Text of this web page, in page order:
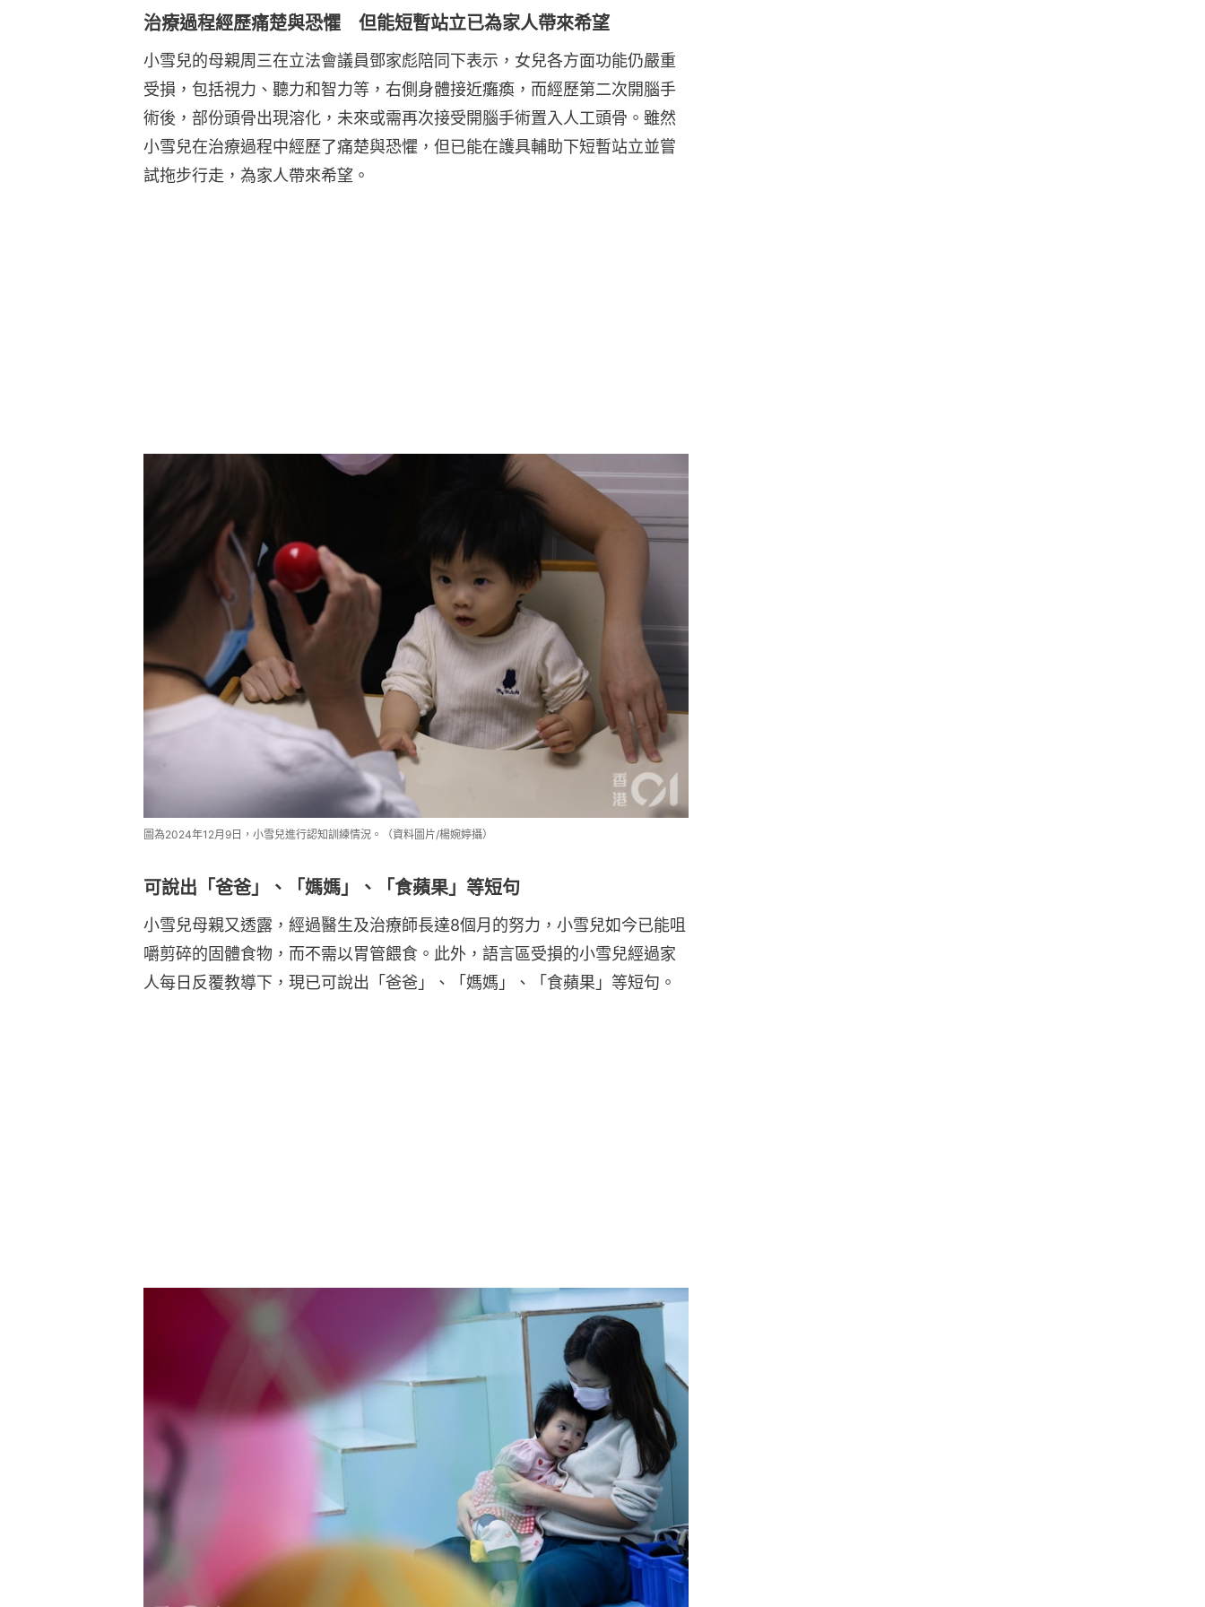
治療過程經歷痛楚與恐懼 但能短暫站立已為家人帶來希望
小雪兒的母親周三在立法會議員鄧家彪陪同下表示，女兒各方面功能仍嚴重
受損，包括視力、聽力和智力等，右側身體接近癱瘓，而經歷第二次開腦手
術後，部份頭骨出現溶化，未來或需再次接受開腦手術置入人工頭骨。雖然
小雪兒在治療過程中經歷了痛楚與恐懼，但已能在護具輔助下短暫站立並嘗
試拖步行走，為家人帶來希望。
圖為2024年12月9日，小雪兒進行認知訓練情況。（資料圖片/楊婉婷攝）
可說出「爸爸」、「媽媽」、「食蘋果」等短句
小雪兒母親又透露，經過醫生及治療師長達8個月的努力，小雪兒如今已能咀
嚼剪碎的固體食物，而不需以胃管餵食。此外，語言區受損的小雪兒經過家
人每日反覆教導下，現已可說出「爸爸」、「媽媽」、「食蘋果」等短句。